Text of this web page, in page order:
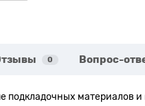
0 Вопрос-
подкладочных материалов